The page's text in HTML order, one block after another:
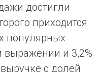
достигли
приходится
популярных
выражении и 3,2%
с долей